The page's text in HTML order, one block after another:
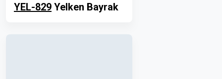
YEL-829 Yelken Bayrak